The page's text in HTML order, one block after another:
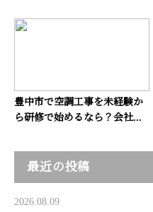
豊中市で空調工事を未経験か
ら研修で始めるなら？会社...
最近の投稿
2026.08.09